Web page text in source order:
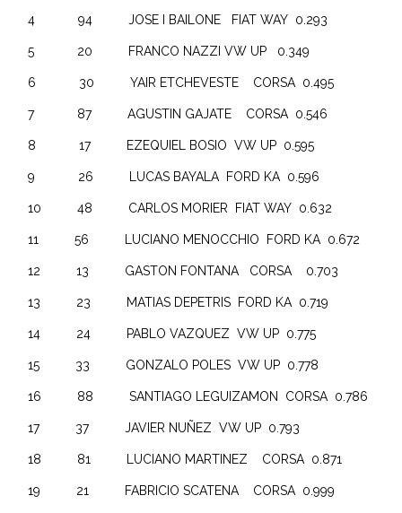
4 94 JOSE I BAILONE FIAT WAY 0.293
5 20 FRANCO NAZZI VW UP 0.349
6 30 YAIR ETCHEVESTE CORSA 0.495
7 87 AGUSTIN GAJATE CORSA 0.546
8 17 EZEQUIEL BOSIO VW UP 0.595
9 26 LUCAS BAYALA FORD KA 0.596
10 48 CARLOS MORIER FIAT WAY 0.632
11 56 LUCIANO MENOCCHIO FORD KA 0.672
12 13 GASTON FONTANA CORSA 0.703
13 23 MATIAS DEPETRIS FORD KA 0.719
14 24 PABLO VAZQUEZ VW UP 0.775
15 33 GONZALO POLES VW UP 0.778
16 88 SANTIAGO LEGUIZAMON CORSA 0.786
17 37 JAVIER NUÑEZ VW UP 0.793
18 81 LUCIANO MARTINEZ CORSA 0.871
19 21 FABRICIO SCATENA CORSA 0.999